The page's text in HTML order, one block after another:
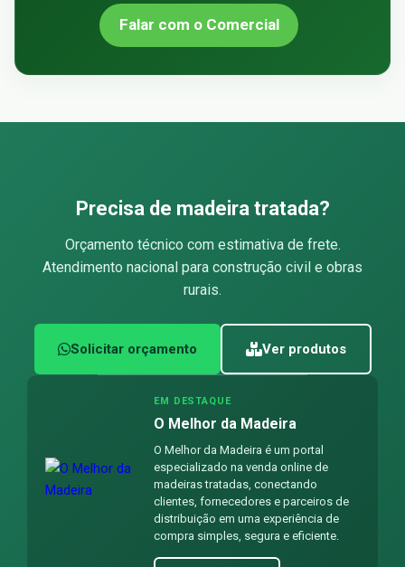
Falar com o Comercial
Precisa de madeira tratada?
Orçamento técnico com estimativa de frete.
Atendimento nacional para construção civil e obras
rurais.
Solicitar orçamento Ver produtos
EM DESTAQUE
O Melhor da Madeira
O Melhor da Madeira é um portal
especializado na venda online de
madeiras tratadas, conectando
clientes, fornecedores e parceiros de
distribuição em uma experiência de
compra simples, segura e eficiente.